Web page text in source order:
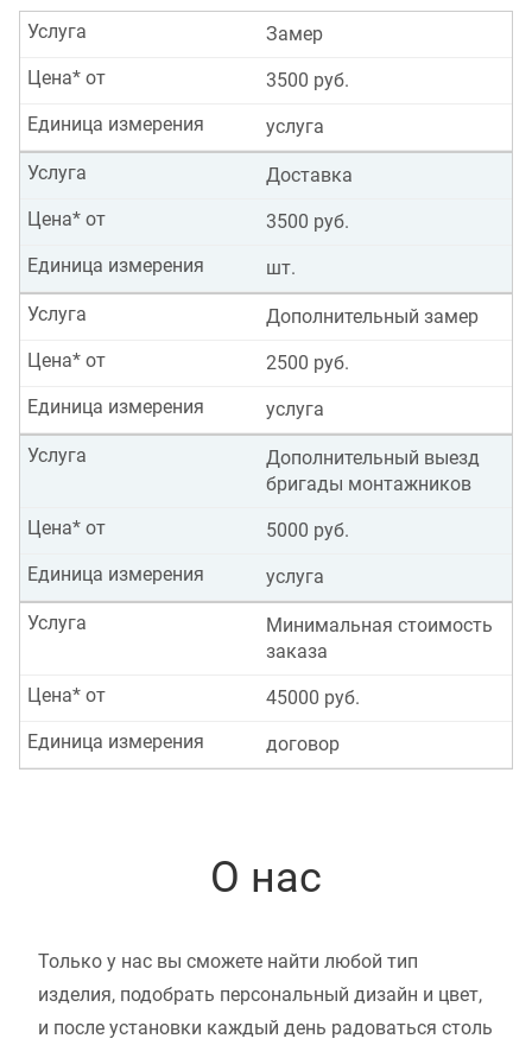
Замер
Услуга
3500 руб.
Цена* от
услуга
Единица измерения
Доставка
Услуга
3500 руб.
Цена* от
шт.
Единица измерения
Дополнительный замер
Услуга
2500 руб.
Цена* от
услуга
Единица измерения
Дополнительный выезд
бригады монтажников
Услуга
5000 руб.
Цена* от
услуга
Единица измерения
Минимальная стоимость
заказа
Услуга
45000 руб.
Цена* от
договор
Единица измерения
О нас
Только у нас вы сможете найти любой тип
изделия, подобрать персональный дизайн и цвет,
и после установки каждый день радоваться столь